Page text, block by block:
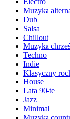
Electro
Muzyka
Dub
Salsa
Chillout
Muzyka
Techno
Indie
Klasyczny
House
Lata 90-te
Jazz
Minimal